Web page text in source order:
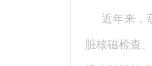
近年来，
脏核磁检查